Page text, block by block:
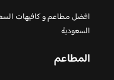
افضل مطاعم و كافيهات
السعودية
المطاعم